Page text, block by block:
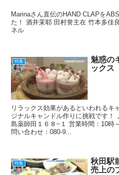
Marinaさん直伝のHAND CLAPを
た！ 酒井茉耶 田村誉主在 竹本多佳
ネル
特集
魅惑の
ックス
リラックス効果があるといわれるキ
ジナルキャンドル作りに挑戦です！
島薬師田１６８−１ 営業時間：10時
問い合わせ：080-9...
特集
秋田駅
売上の